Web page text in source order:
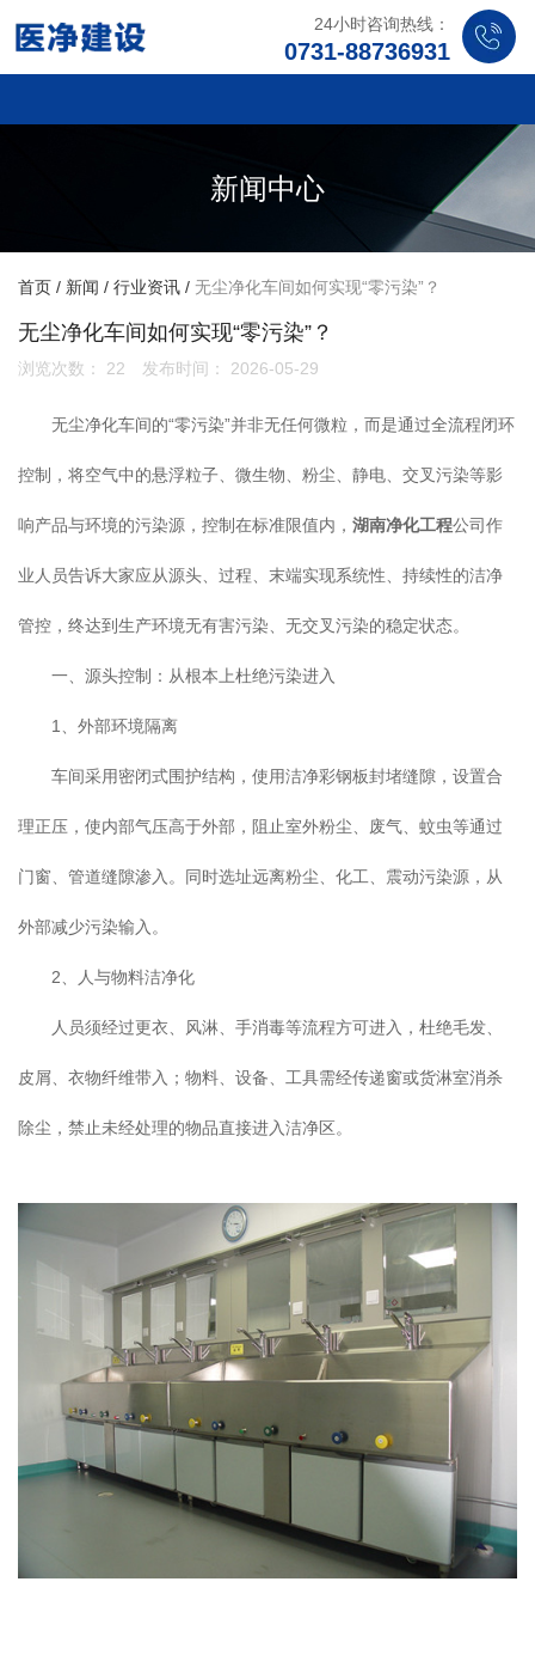
24小时咨询热线：
0731-88736931
新闻中心
首页 / 新闻 / 行业资讯 / 无尘净化车间如何实现“零污染”？
无尘净化车间如何实现“零污染”？
浏览次数： 22 发布时间： 2026-05-29
无尘净化车间的“零污染”并非无任何微粒，而是通过全流程闭环
控制，将空气中的悬浮粒子、微生物、粉尘、静电、交叉污染等影
响产品与环境的污染源，控制在标准限值内， 湖南净化工程公司作
业人员告诉大家应从源头、过程、末端实现系统性、持续性的洁净
管控，终达到生产环境无有害污染、无交叉污染的稳定状态。
一、源头控制：从根本上杜绝污染进入
1、外部环境隔离
车间采用密闭式围护结构，使用洁净彩钢板封堵缝隙，设置合
理正压，使内部气压高于外部，阻止室外粉尘、废气、蚊虫等通过
门窗、管道缝隙渗入。同时选址远离粉尘、化工、震动污染源，从
外部减少污染输入。
2、人与物料洁净化
人员须经过更衣、风淋、手消毒等流程方可进入，杜绝毛发、
皮屑、衣物纤维带入；物料、设备、工具需经传递窗或货淋室消杀
除尘，禁止未经处理的物品直接进入洁净区。